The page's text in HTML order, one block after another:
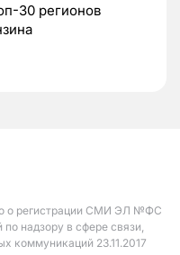
30 регионов
о регистрации СМИ ЭЛ №ФС
надзору в сфере связи,
коммуникаций 23.11.2017